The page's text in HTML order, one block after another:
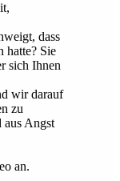
dass
hatte? Sie
sich Ihnen
wir darauf
zu
aus Angst
an.